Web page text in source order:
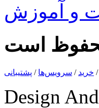
و آموزش
/ خرید / سرویس‌ها / پشتیبانی
Design